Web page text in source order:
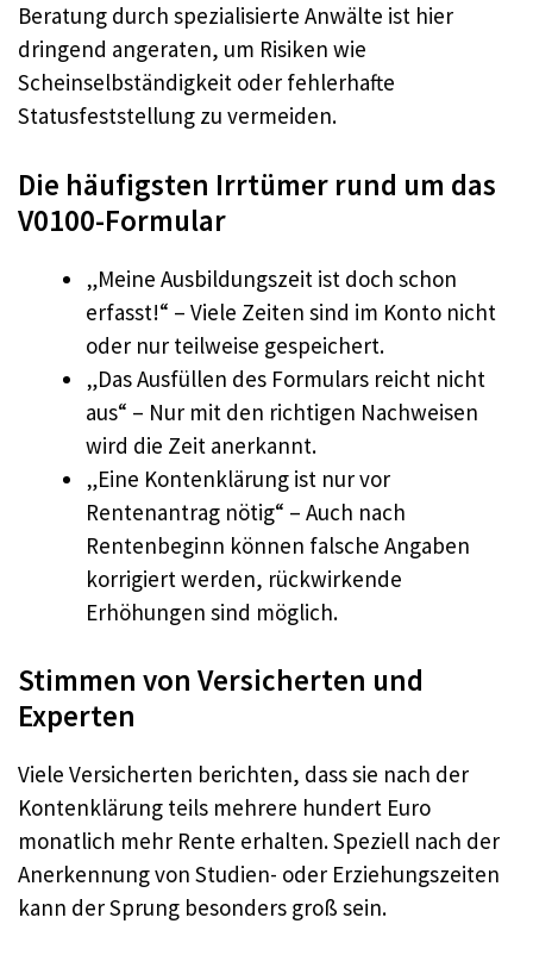
Beratung durch spezialisierte Anwälte ist hier
dringend angeraten, um Risiken wie
Scheinselbständigkeit oder fehlerhafte
Statusfeststellung zu vermeiden.
Die häufigsten Irrtümer rund um das
V0100-Formular
„Meine Ausbildungszeit ist doch schon
erfasst!“ – Viele Zeiten sind im Konto nicht
oder nur teilweise gespeichert.
„Das Ausfüllen des Formulars reicht nicht
aus“ – Nur mit den richtigen Nachweisen
wird die Zeit anerkannt.
„Eine Kontenklärung ist nur vor
Rentenantrag nötig“ – Auch nach
Rentenbeginn können falsche Angaben
korrigiert werden, rückwirkende
Erhöhungen sind möglich.
Stimmen von Versicherten und
Experten
Viele Versicherten berichten, dass sie nach der
Kontenklärung teils mehrere hundert Euro
monatlich mehr Rente erhalten. Speziell nach der
Anerkennung von Studien- oder Erziehungszeiten
kann der Sprung besonders groß sein.